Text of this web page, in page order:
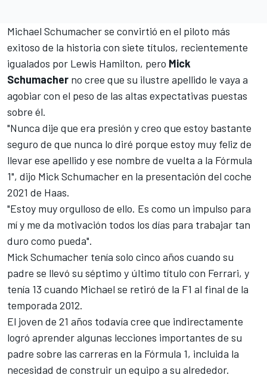
Michael Schumacherse convirtió en el piloto más
exitoso de la historia con siete títulos, recientemente
igualados por Lewis Hamilton, pero Mick
Schumacher no cree que su ilustre apellido le vaya a
agobiar con el peso de las altas expectativas puestas
sobre él.
"Nunca dije que era presión y creo que estoy bastante
seguro de que nunca lo diré porque estoy muy feliz de
llevar ese apellido y ese nombre de vuelta a la Fórmula
1", dijo Mick Schumacher en la presentación del coche
2021 de Haas.
"Estoy muy orgulloso de ello. Es como un impulso para
mí y me da motivación todos los días para trabajar tan
duro como pueda".
Mick Schumacher tenía solo cinco años cuando su
padre se llevó su séptimo y último título con Ferrari, y
tenía 13 cuando Michael se retiró de la F1 al final de la
temporada 2012.
El joven de 21 años todavía cree que indirectamente
logró aprender algunas lecciones importantes de su
padre sobre las carreras en la Fórmula 1, incluida la
necesidad de construir un equipo a su alrededor.